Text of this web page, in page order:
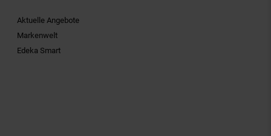
Aktuelle Angebote
Markenwelt
Edeka Smart